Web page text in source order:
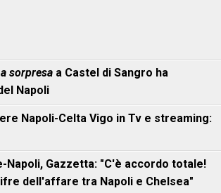
sorpresa a Castel di Sangro ha
Napoli
Napoli-Celta Vigo in Tv e streaming:
Napoli, Gazzetta: "C'è accordo totale!
dell'affare tra Napoli e Chelsea"